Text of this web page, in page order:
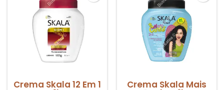
Crema Skala 12 Em 1 Crema Skala Mais